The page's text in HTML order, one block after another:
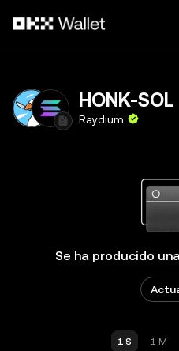
HONK-SOL
Raydium
Se ha producido
1 S 1 M